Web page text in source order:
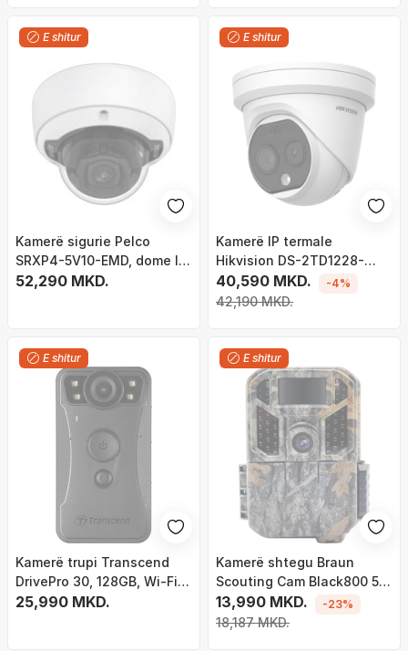
E shitur
Kamerë sigurie Pelco
SRXP4-5V10-EMD, dome IP,
për jashtë, e bardhë
52,290 MKD.
E shitur
Kamerë IP termale
Hikvision DS-2TD1228-
2/QA, bi spektrale, PoE, e
bardhë
40,590 MKD.
42,190 MKD.
-4%
E shitur
Kamerë trupi Transcend
DrivePro 30, 128GB, Wi-Fi
dhe Bluetooth, e zezë
25,990 MKD.
E shitur
Kamerë shtegu Braun
Scouting Cam Black800 5K,
video 5K, ekran 2.0",
kamuflazh
13,990 MKD.
18,187 MKD.
-23%